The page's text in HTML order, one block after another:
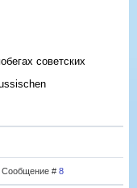
советских
Сообщение # 8